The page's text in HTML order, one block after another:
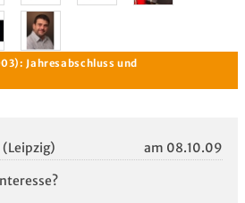
(2003): Jahresabschluss und
am 08.10.09